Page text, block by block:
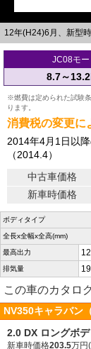
12年(H24)6月、新型
JC08モー
8.7～
※燃費は定められた試験
ります。
消費税の変更に
2014年4月1日以
（2014.4）
中古車価格
新車時価格
ボディタイプ
全長x全幅x全高(mm)
最高出力
排気量
この車のカタロ
NV350キャラバン
2.0 DX ロングボデ
新車時価格203.5万円